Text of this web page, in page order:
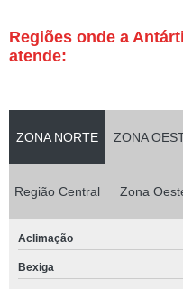
Regiões onde a
atende:
ZONA NORTE ZONA
Região Central Zona
Aclimação
Bexiga